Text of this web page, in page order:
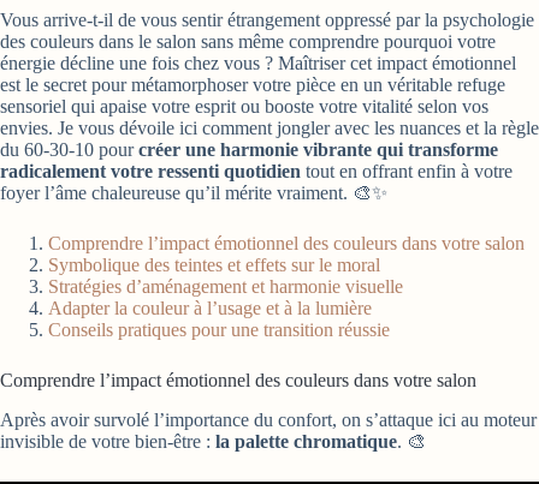
Vous arrive-t-il de vous sentir étrangement oppressé par la psychologie
des couleurs dans le salon sans même comprendre pourquoi votre
énergie décline une fois chez vous ? Maîtriser cet impact émotionnel
est le secret pour métamorphoser votre pièce en un véritable refuge
sensoriel qui apaise votre esprit ou booste votre vitalité selon vos
envies. Je vous dévoile ici comment jongler avec les nuances et la règle
du 60-30-10 pourcréer une harmonie vibrante qui transforme
radicalement votre ressenti quotidien tout en offrant enfin à votre
foyer l’âme chaleureuse qu’il mérite vraiment. 🎨✨
Comprendre l’impact émotionnel des couleurs dans votre salon
Symbolique des teintes et effets sur le moral
Stratégies d’aménagement et harmonie visuelle
Adapter la couleur à l’usage et à la lumière
Conseils pratiques pour une transition réussie
Comprendre l’impact émotionnel des couleurs dans votre salon
Après avoir survolé l’importance du confort, on s’attaque ici au moteur
invisible de votre bien-être : la palette chromatique. 🎨